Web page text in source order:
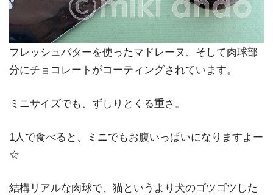
フレッシュバターを使ったマドレーヌ、そして肉球部
分にチョコレートがコーティングされています。
ミニサイズでも、ずしりとくる重さ。
1人で食べると、ミニでもお腹いっぱいになりますよー
☆
結構リアルな肉球で、猫というより犬のゴツゴツした